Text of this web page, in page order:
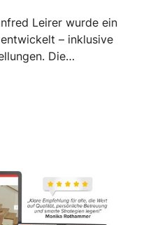
Leirer wurde ein
– inklusive
Die…